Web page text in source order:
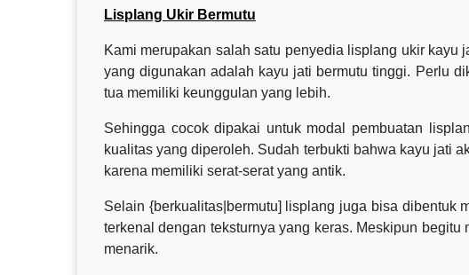
Lisplang Ukir Bermutu
Kami merupakan salah satu penyedia lisplang ukir kayu
yang digunakan adalah kayu jati bermutu tinggi. Perlu
tua memiliki keunggulan yang lebih.
Sehingga cocok dipakai untuk modal pembuatan
kualitas yang diperoleh. Sudah terbukti bahwa kayu jati
karena memiliki serat-serat yang antik.
Selain {berkualitas|bermutu] lisplang juga bisa dibentuk
terkenal dengan teksturnya yang keras. Meskipun
menarik.